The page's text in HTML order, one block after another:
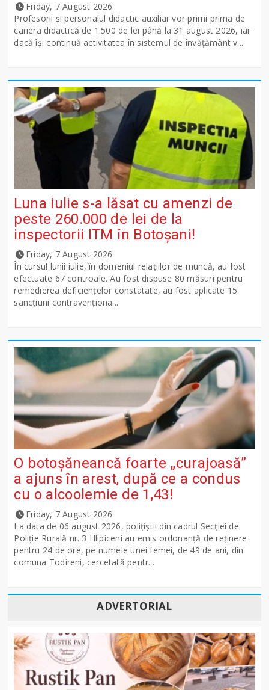
Friday, 7 August 2026
Profesorii și personalul didactic auxiliar vor primi prima de
cariera didactică de 1.500 de lei până la 31 august 2026, iar
dacă își continuă activitatea în sistemul de învățământ v...
Luna iulie s-a lăsat cu amenzi de
peste 260.000 de lei de la
inspectorii ITM în Botoșani!
Friday, 7 August 2026
În cursul lunii iulie, în domeniul relațiilor de muncă, au fost
efectuate 67 controale. Au fost dispuse 80 măsuri pentru
remedierea deficiențelor constatate, au fost aplicate 15
sancţiuni contravenționa...
O botoșăneancă foarte „curajoasă”
a ajuns în arest, după ce a condus
cu o alcoolemie de 1,43!
Friday, 7 August 2026
La data de 06 august 2026, polițiștii din cadrul Secției de
Poliție Rurală nr. 3 Hlipiceni au emis ordonanță de reținere
pentru 24 de ore, pe numele unei femei, de 49 de ani, din
comuna Todireni, cercetată pentr...
ADVERTORIAL